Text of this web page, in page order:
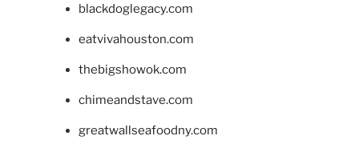
blackdoglegacy.com
eatvivahouston.com
thebigshowok.com
chimeandstave.com
greatwallseafoodny.com